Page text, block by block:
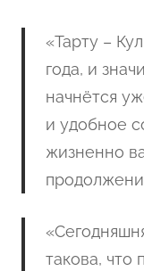
«Тарту –
года, и
начнётся
и удобное
жизненно
такова, что